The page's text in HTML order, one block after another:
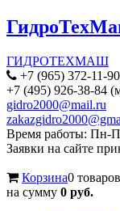
ГИДРОТЕХМАШ
+7 (965) 372-11-
+7 (495) 926-38-84
gidro2000@mail.ru
Время работы: Пн-
Заявки на сайте
Корзина0 товаров
на сумму 0 руб.